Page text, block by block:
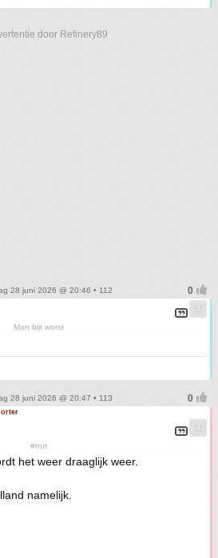
door Refinery89
28 juni 2026 @ 20:46 • 112
Man bijt worst
28 juni 2026 @ 20:47 • 113
#trut
het weer draaglijk weer.
namelijk.